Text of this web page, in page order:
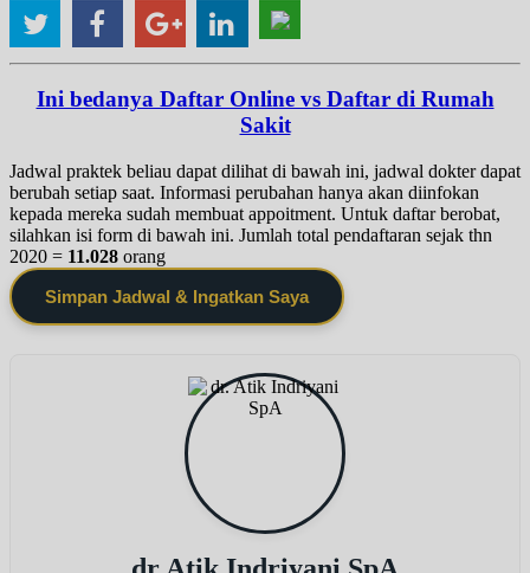
Ini bedanya Daftar Online vs Daftar di Rumah
Sakit
Jadwal praktek beliau dapat dilihat di bawah ini, jadwal dokter dapat
berubah setiap saat. Informasi perubahan hanya akan diinfokan
kepada mereka sudah membuat appoitment. Untuk daftar berobat,
silahkan isi form di bawah ini. Jumlah total pendaftaran sejak thn
2020 = 11.028 orang
Simpan Jadwal & Ingatkan Saya